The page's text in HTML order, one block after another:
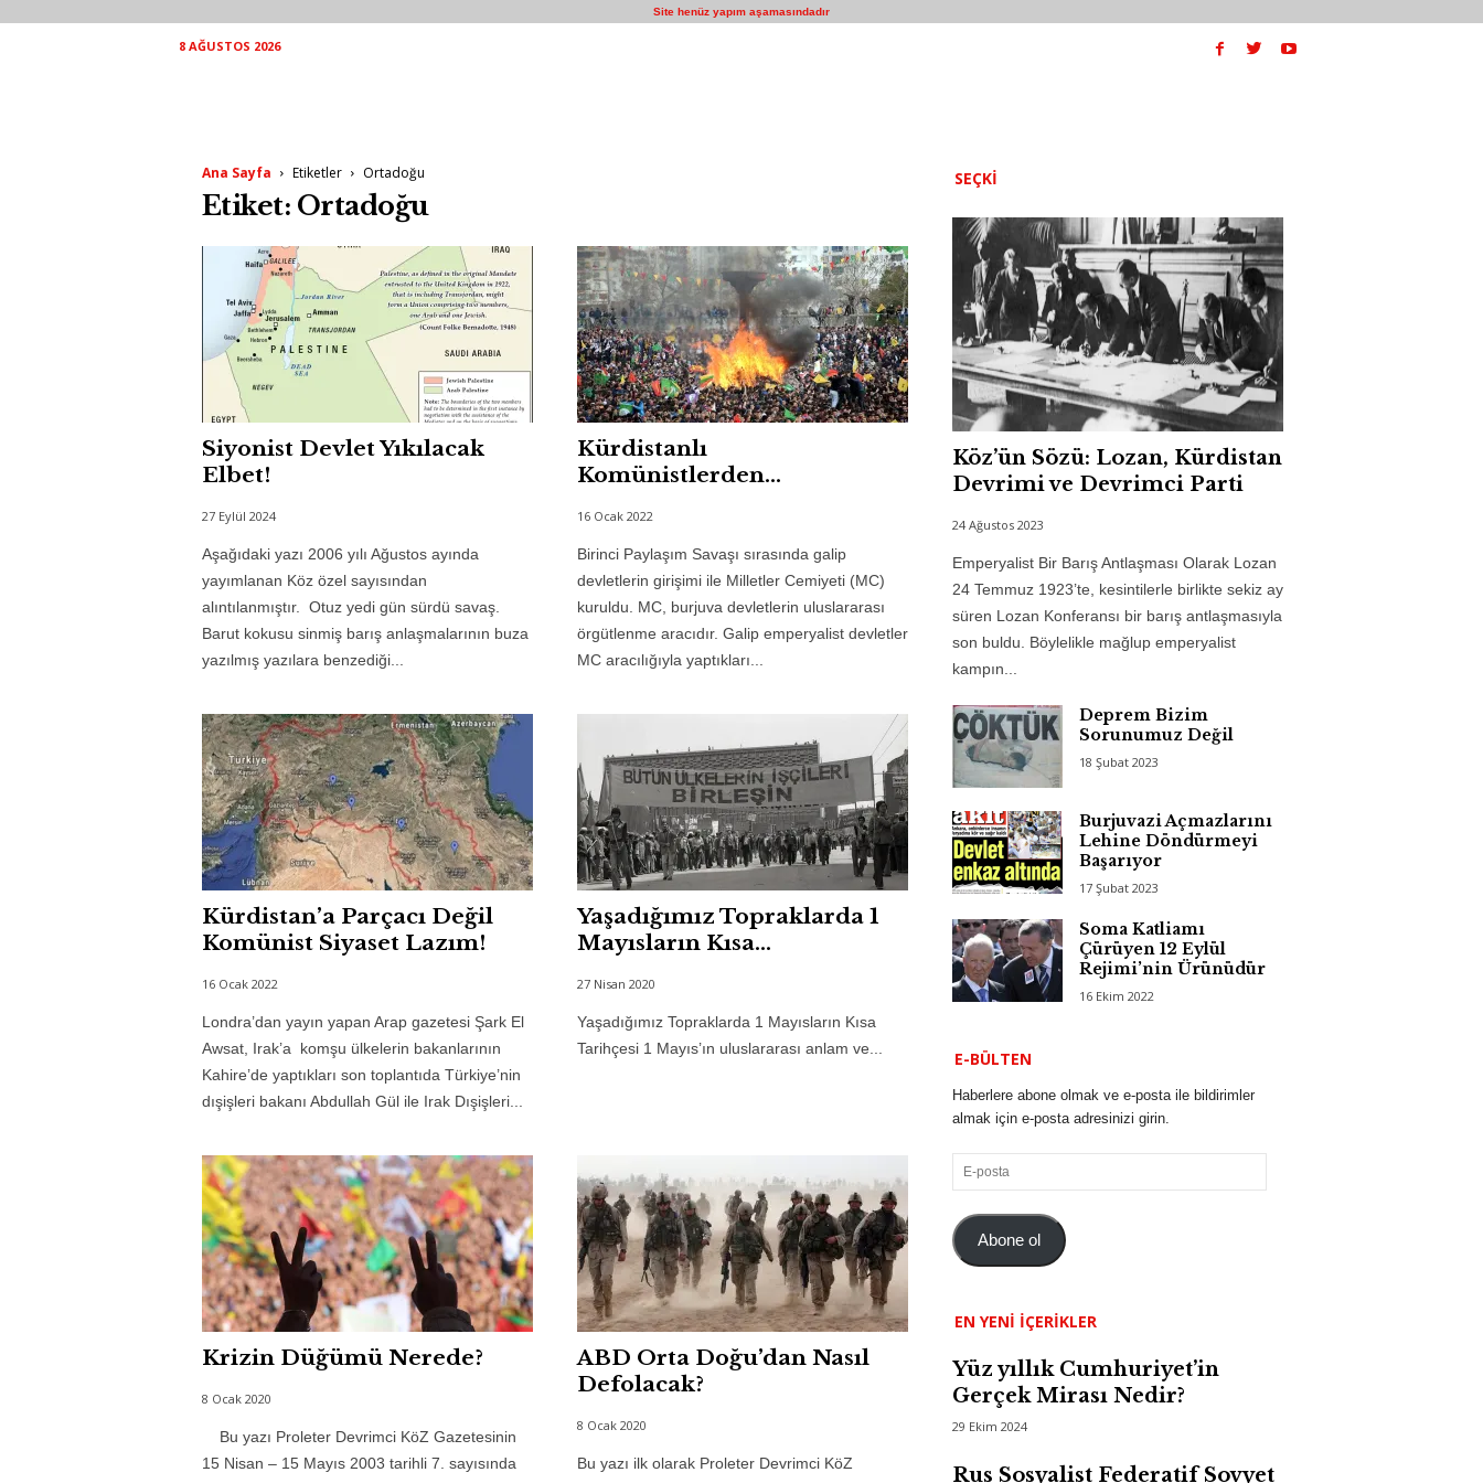
Site henüz yapım aşamasındadır
8 AĞUSTOS 2026
Ana Sayfa Etiketler Ortadoğu
Etiket: Ortadoğu
Siyonist Devlet Yıkılacak
Elbet!
27 Eylül 2024
Aşağıdaki yazı 2006 yılı Ağustos ayında
yayımlanan Köz özel sayısından
alıntılanmıştır. Otuz yedi gün sürdü savaş.
Barut kokusu sinmiş barış anlaşmalarının buza
yazılmış yazılara benzediği...
Kürdistanlı
Komünistlerden…
16 Ocak 2022
Birinci Paylaşım Savaşı sırasında galip
devletlerin girişimi ile Milletler Cemiyeti (MC)
kuruldu. MC, burjuva devletlerin uluslararası
örgütlenme aracıdır. Galip emperyalist devletler
MC aracılığıyla yaptıkları...
Kürdistan’a Parçacı Değil
Komünist Siyaset Lazım!
16 Ocak 2022
Londra’dan yayın yapan Arap gazetesi Şark El
Awsat, Irak’a komşu ülkelerin bakanlarının
Kahire’de yaptıkları son toplantıda Türkiye’nin
dışişleri bakanı Abdullah Gül ile Irak Dışişleri...
Yaşadığımız Topraklarda 1
Mayısların Kısa...
27 Nisan 2020
Yaşadığımız Topraklarda 1 Mayısların Kısa
Tarihçesi 1 Mayıs’ın uluslararası anlam ve...
Krizin Düğümü Nerede?
8 Ocak 2020
Bu yazı Proleter Devrimci KöZ Gazetesinin
15 Nisan – 15 Mayıs 2003 tarihli 7. sayısında
ABD Orta Doğu’dan Nasıl
Defolacak?
8 Ocak 2020
Bu yazı ilk olarak Proleter Devrimci KöZ
SEÇKI
Köz’ün Sözü: Lozan, Kürdistan
Devrimi ve Devrimci Parti
24 Ağustos 2023
Emperyalist Bir Barış Antlaşması Olarak Lozan
24 Temmuz 1923’te, kesintilerle birlikte sekiz ay
süren Lozan Konferansı bir barış antlaşmasıyla
son buldu. Böylelikle mağlup emperyalist
kampın...
Deprem Bizim
Sorunumuz Değil
18 Şubat 2023
Burjuvazi Açmazlarını
Lehine Döndürmeyi
Başarıyor
17 Şubat 2023
Soma Katliamı
Çürüyen 12 Eylül
Rejimi’nin Ürünüdür
16 Ekim 2022
E-BÜLTEN
Haberlere abone olmak ve e-posta ile bildirimler
almak için e-posta adresinizi girin.
E-
posta
Abone ol
EN YENI İÇERIKLER
Yüz yıllık Cumhuriyet’in
Gerçek Mirası Nedir?
29 Ekim 2024
Rus Sosyalist Federatif Sovyet